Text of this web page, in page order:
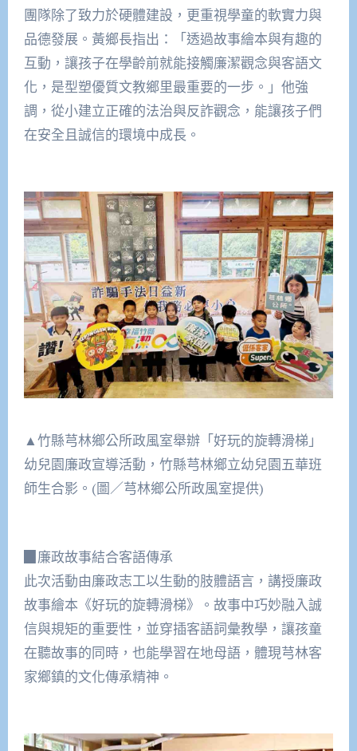
團隊除了致力於硬體建設，更重視學童的軟實力與
品德發展。黃鄉長指出：「透過故事繪本與有趣的
互動，讓孩子在學齡前就能接觸廉潔觀念與客語文
化，是型塑優質文教鄉里最重要的一步。」他強
調，從小建立正確的法治與反詐觀念，能讓孩子們
在安全且誠信的環境中成長。
▲竹縣芎林鄉公所政風室舉辦「好玩的旋轉滑梯」
幼兒園廉政宣導活動，竹縣芎林鄉立幼兒園五華班
師生合影。(圖／芎林鄉公所政風室提供)
▉廉政故事結合客語傳承
此次活動由廉政志工以生動的肢體語言，講授廉政
故事繪本《好玩的旋轉滑梯》。故事中巧妙融入誠
信與規矩的重要性，並穿插客語詞彙教學，讓孩童
在聽故事的同時，也能學習在地母語，體現芎林客
家鄉鎮的文化傳承精神。